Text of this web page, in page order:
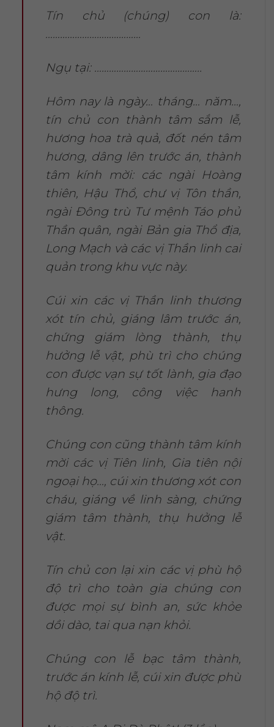
Tín chủ (chúng) con là:
…………………………………
Ngụ tại: ……………………………………..
Hôm nay là ngày… tháng… năm…,
tín chủ con thành tâm sắm lễ,
hương hoa trà quả, đốt nén tâm
hương, dâng lên trước án, thành
tâm kính mời: các ngài Hoàng
thiên, Hậu Thổ, chư vị Tôn thần,
ngài Đông trù Tư mệnh Táo phủ
Thần quân, ngài Bản gia Thổ địa,
Long Mạch và các vị Thần linh cai
quản trong khu vực này.
Cúi xin các vị Thần linh thương
xót tín chủ, giáng lâm trước án,
chứng giám lòng thành, thụ
hưởng lễ vật, phù trì cho chúng
con được vạn sự tốt lành, gia đạo
hưng long, công việc hanh
thông.
Chúng con cũng thành tâm kính
mời các vị Tiên linh, Gia tiên nội
ngoại họ…, cúi xin thương xót con
cháu, giáng về linh sàng, chứng
giám tâm thành, thụ hưởng lễ
vật.
Tín chủ con lại xin các vị phù hộ
độ trì cho toàn gia chúng con
được mọi sự bình an, sức khỏe
dồi dào, tai qua nạn khỏi.
Chúng con lễ bạc tâm thành,
trước án kính lễ, cúi xin được phù
hộ độ trì.